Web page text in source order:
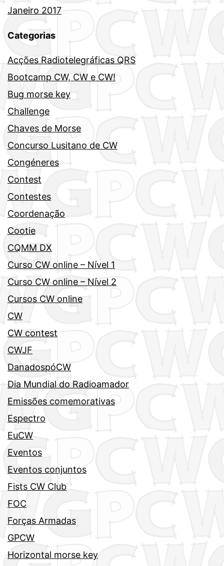
Janeiro 2017
Categorias
Acções Radiotelegráficas QRS
Bootcamp CW, CW e CW!
Bug morse key
Challenge
Chaves de Morse
Concurso Lusitano de CW
Congéneres
Contest
Contestes
Coordenação
Cootie
CQMM DX
Curso CW online – Nível 1
Curso CW online – Nível 2
Cursos CW online
CW
CW contest
CWJF
DanadospóCW
Dia Mundial do Radioamador
Emissões comemorativas
Espectro
EuCW
Eventos
Eventos conjuntos
Fists CW Club
FOC
Forças Armadas
GPCW
Horizontal morse key